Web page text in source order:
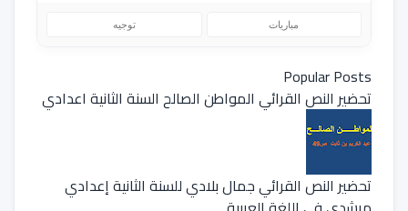
مباريات توجيه
Popular Posts
تحضير النص القرائي المواطن الصالح السنة الثانية اعدادي
تحضير النص القرائي جمال بلادي للسنة الثانية إعدادي